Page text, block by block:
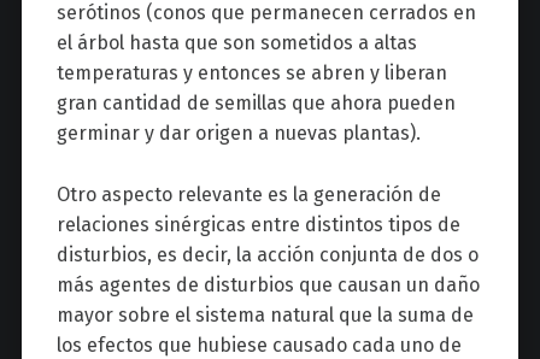
serótinos (conos que permanecen cerrados en
el árbol hasta que son sometidos a altas
temperaturas y entonces se abren y liberan
gran cantidad de semillas que ahora pueden
germinar y dar origen a nuevas plantas).
Otro aspecto relevante es la generación de
relaciones sinérgicas entre distintos tipos de
disturbios, es decir, la acción conjunta de dos o
más agentes de disturbios que causan un daño
mayor sobre el sistema natural que la suma de
los efectos que hubiese causado cada uno de